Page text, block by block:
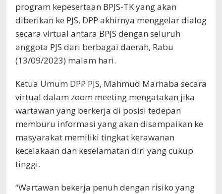
program kepesertaan BPJS-TK yang akan
diberikan ke PJS, DPP akhirnya menggelar dialog
secara virtual antara BPJS dengan seluruh
anggota PJS dari berbagai daerah, Rabu
(13/09/2023) malam hari.
Ketua Umum DPP PJS, Mahmud Marhaba secara
virtual dalam zoom meeting mengatakan jika
wartawan yang berkerja di posisi tedepan
memburu informasi yang akan disampaikan ke
masyarakat memiliki tingkat kerawanan
kecelakaan dan keselamatan diri yang cukup
tinggi.
“Wartawan bekerja penuh dengan risiko yang